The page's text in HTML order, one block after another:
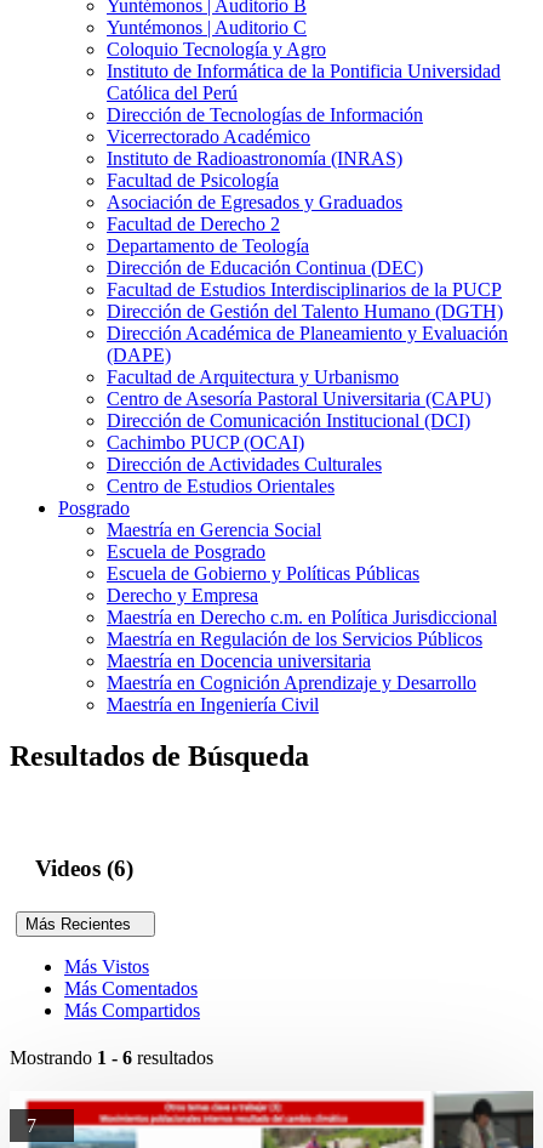
Yuntémonos | Auditorio B
Yuntémonos | Auditorio C
Coloquio Tecnología y Agro
Instituto de Informática de la Pontificia Universidad
Católica del Perú
Dirección de Tecnologías de Información
Vicerrectorado Académico
Instituto de Radioastronomía (INRAS)
Facultad de Psicología
Asociación de Egresados y Graduados
Facultad de Derecho 2
Departamento de Teología
Dirección de Educación Continua (DEC)
Facultad de Estudios Interdisciplinarios de la PUCP
Dirección de Gestión del Talento Humano (DGTH)
Dirección Académica de Planeamiento y Evaluación
(DAPE)
Facultad de Arquitectura y Urbanismo
Centro de Asesoría Pastoral Universitaria (CAPU)
Dirección de Comunicación Institucional (DCI)
Cachimbo PUCP (OCAI)
Dirección de Actividades Culturales
Centro de Estudios Orientales
Posgrado
Maestría en Gerencia Social
Escuela de Posgrado
Escuela de Gobierno y Políticas Públicas
Derecho y Empresa
Maestría en Derecho c.m. en Política Jurisdiccional
Maestría en Regulación de los Servicios Públicos
Maestría en Docencia universitaria
Maestría en Cognición Aprendizaje y Desarrollo
Maestría en Ingeniería Civil
Resultados de Búsqueda
Videos (6)
Más Recientes
Más Vistos
Más Comentados
Más Compartidos
Mostrando 1 - 6 resultados
7